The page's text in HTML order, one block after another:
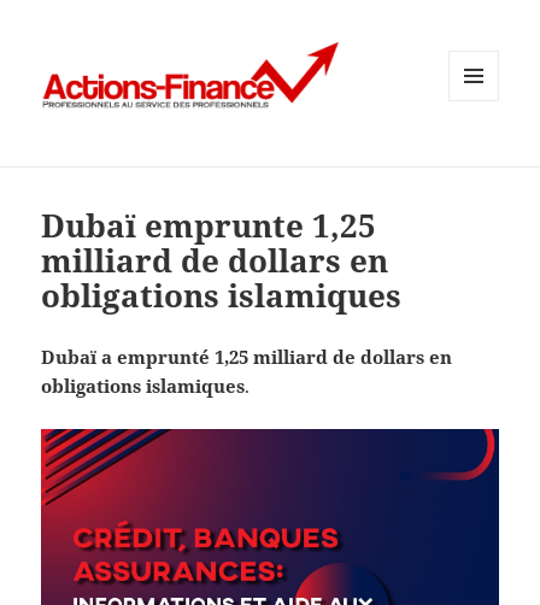
Dubaï emprunte 1,25
milliard de dollars en
obligations islamiques
Dubaï a emprunté 1,25 milliard de dollars en
obligations islamiques.